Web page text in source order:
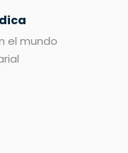
el mundo